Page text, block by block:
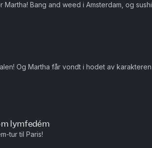
Bang and weed i Amsterdam, og sushi
Og Martha får vondt i hodet av karakteren
lymfedém
tur til Paris!